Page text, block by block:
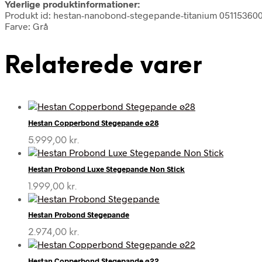
Yderlige produktinformationer:
Produkt id: hestan-nanobond-stegepande-titanium
Farve: Grå
Relaterede varer
Hestan Copperbond Stegepande ø28
5.999,00 kr.
Hestan Probond Luxe Stegepande Non Stick
1.999,00 kr.
Hestan Probond Stegepande
2.974,00 kr.